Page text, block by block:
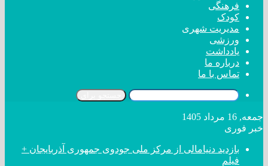
فرهنگی
کودک
مدیریت شهری
ورزشی
یادداشت
درباره ما
تماس با ما
جمعه, 16 مرداد 1405
خبر فوری
بازدید دنیامالی از مرکز ملی جودوی جمهوری آذربایجان +
فیلم